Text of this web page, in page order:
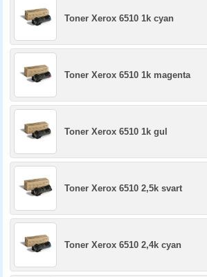
Toner Xerox 6510 1k cyan
Toner Xerox 6510 1k magenta
Toner Xerox 6510 1k gul
Toner Xerox 6510 2,5k svart
Toner Xerox 6510 2,4k cyan